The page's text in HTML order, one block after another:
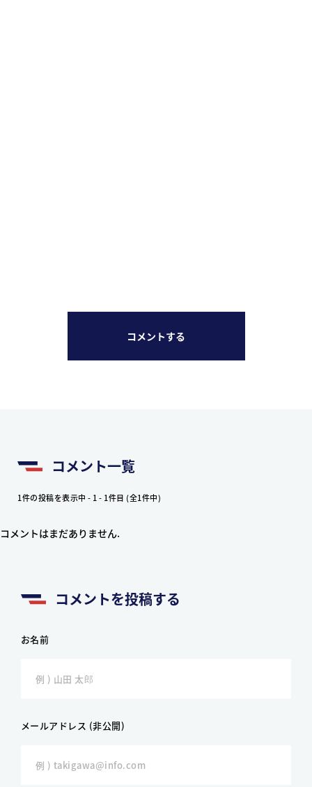
コメントする
コメント一覧
1件の投稿を表示中 - 1 - 1件目 (全1件中)
コメントはまだありません.
コメントを投稿する
お名前
メールアドレス (非公開)